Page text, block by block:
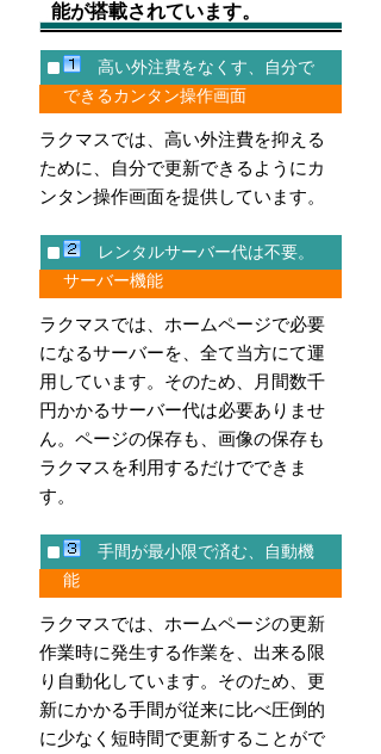
能が搭載されています。
高い外注費をなくす、自分で
できるカンタン操作画面
ラクマスでは、高い外注費を抑える
ために、自分で更新できるようにカ
ンタン操作画面を提供しています。
レンタルサーバー代は不要。
サーバー機能
ラクマスでは、ホームページで必要
になるサーバーを、全て当方にて運
用しています。そのため、月間数千
円かかるサーバー代は必要ありませ
ん。ページの保存も、画像の保存も
ラクマスを利用するだけでできま
す。
手間が最小限で済む、自動機
能
ラクマスでは、ホームページの更新
作業時に発生する作業を、出来る限
り自動化しています。そのため、更
新にかかる手間が従来に比べ圧倒的
に少なく短時間で更新することがで